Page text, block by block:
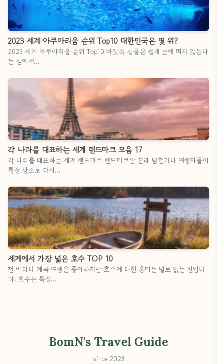
2023 세계 아쿠아리움 순위 Top10 대한민국은 몇 위?
2023 세계 아쿠아리움 순위 Top10 바닷속 생물은 쉽게 눈에 띄지 않는다
는 점에서…
각 나라를 대표하는 세계 랜드마크 모음 17
각 나라를 대표하는 세계 랜드마크 랜드마크란 본래 탐험가나 여행자들이
특정 장소로 다시…
세계에서 가장 넓은 호수 TOP 10
전 바다나 계곡 여행은 좋아하지만 호수에 대한 흥미는 별로 없는 편입니
다. 호수는 특성…
BomN's Travel Guide
since 2023